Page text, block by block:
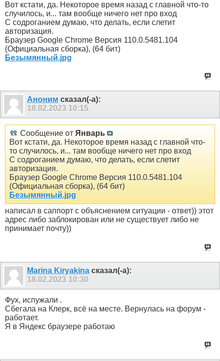
Вот кстати, да. Некоторое время назад с главной что-то
случилось, и... там вообще ничего нет про вход
С содроганием думаю, что делать, если слетит
авторизация.
Браузер Google Chrome Версия 110.0.5481.104
(Официальная сборка), (64 бит)
Безымянный.jpg
Аноним сказал(-а):
18.02.2023 10:15
Сообщение от Январь
Вот кстати, да. Некоторое время назад с главной что-
то случилось, и... там вообще ничего нет про вход
С содроганием думаю, что делать, если слетит
авторизация.
Браузер Google Chrome Версия 110.0.5481.104
(Официальная сборка), (64 бит)
Безымянный.jpg
написал в саппорт с объяснением ситуации - ответ)) этот
адрес либо заблокирован или не существует либо не
принимает почту))
Marina Kiryakina сказал(-а):
18.02.2023 10:30
Фух, испужали .
Сбегала на Клерк, всё на месте. Вернулась на форум -
работает.
Я в Яндекс браузере работаю